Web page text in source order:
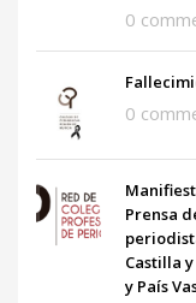
0
0
Prensa
Castilla
y País